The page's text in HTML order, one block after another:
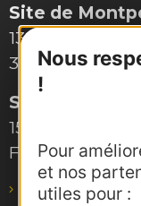
Nous
!
Pour
et nos
utiles pour :
Site de
132, boulevard
34000
Site de
15, rue Rivals –
F-31685